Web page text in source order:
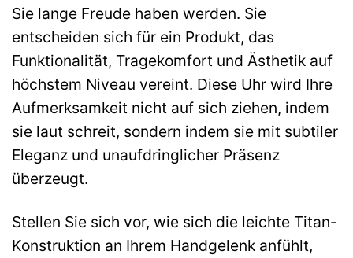
Sie lange Freude haben werden. Sie
entscheiden sich für ein Produkt, das
Funktionalität, Tragekomfort und Ästhetik auf
höchstem Niveau vereint. Diese Uhr wird Ihre
Aufmerksamkeit nicht auf sich ziehen, indem
sie laut schreit, sondern indem sie mit subtiler
Eleganz und unaufdringlicher Präsenz
überzeugt.
Stellen Sie sich vor, wie sich die leichte Titan-
Konstruktion an Ihrem Handgelenk anfühlt,